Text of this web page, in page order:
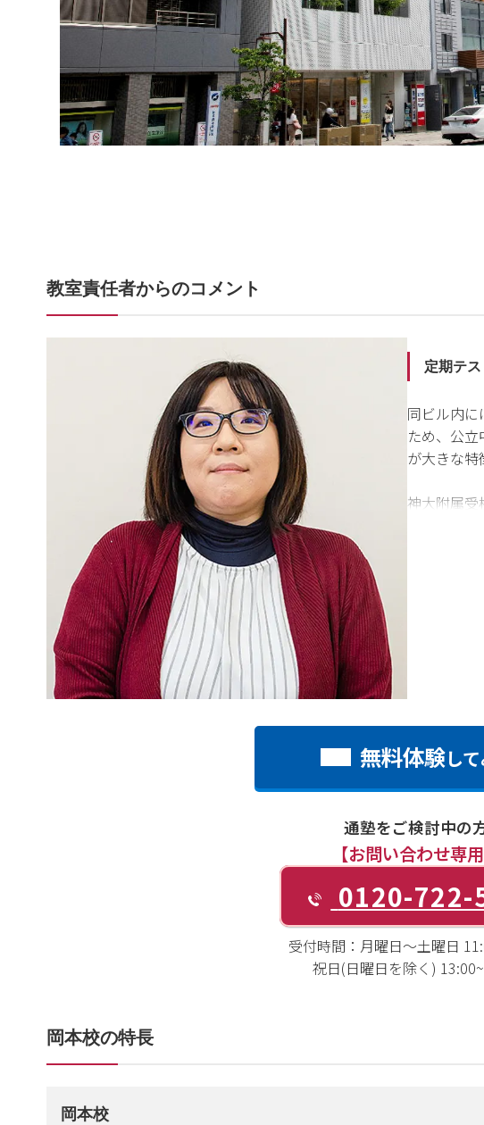
教室責任者からのコメント
定期テ
同ビル内
ため、公
が大きな特
神大附属
能で、他
語4技能
無料体験し
通塾をご検討中の
【お問い合わせ専用
0120-722-
受付時間： 月曜日～土曜日
祝日(日曜日を除く)
岡本校の特長
岡本校